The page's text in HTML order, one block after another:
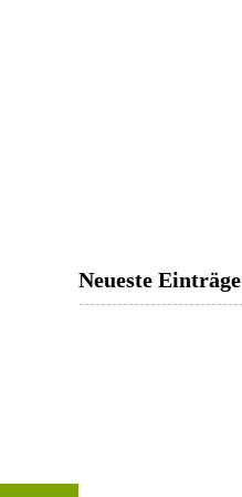
Neueste Einträge